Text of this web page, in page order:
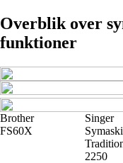
Overblik over
funktioner
Brother
FS60X
Singer
2250